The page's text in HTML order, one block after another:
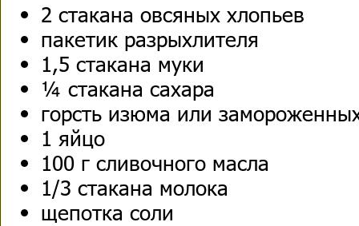
2 стакана овсяных хлопьев
пакетик разрыхлителя
1,5 стакана муки
¼ стакана сахара
горсть изюма или
1 яйцо
100 г сливочного масла
1/3 стакана молока
щепотка соли